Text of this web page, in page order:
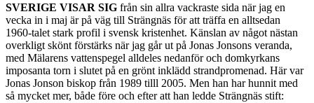
SVERIGE VISAR SIG från sin allra vackraste sida när jag en
vecka in i maj är på väg till Strängnäs för att träffa en alltsedan
1960-talet stark profil i svensk kristenhet. Känslan av något nästan
overkligt skönt förstärks när jag går ut på Jonas Jonsons veranda,
med Mälarens vattenspegel alldeles nedanför och domkyrkans
imposanta torn i slutet på en grönt inklädd strandpromenad. Här var
Jonas Jonson biskop från 1989 tilll 2005. Men han har hunnit med
så mycket mer, både före och efter att han ledde Strängnäs stift: